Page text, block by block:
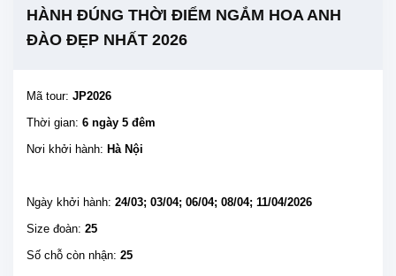
HÀNH ĐÚNG THỜI ĐIỂM NGẮM HOA ANH
ĐÀO ĐẸP NHẤT 2026
Mã tour: JP2026
Thời gian: 6 ngày 5 đêm
Nơi khởi hành: Hà Nội
Ngày khởi hành: 24/03; 03/04; 06/04; 08/04; 11/04/2026
Size đoàn: 25
Số chỗ còn nhận: 25